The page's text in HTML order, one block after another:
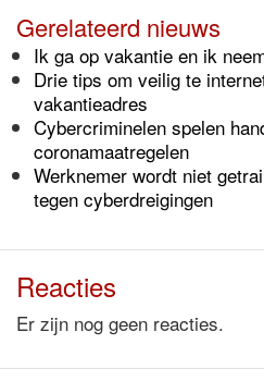
Gerelateerd nieuws
Ik ga op vakantie en ik
Drie tips om veilig te
vakantieadres
Cybercriminelen spelen
coronamaatregelen
Werknemer wordt niet
tegen cyberdreigingen
Reacties
Er zijn nog geen reacties.